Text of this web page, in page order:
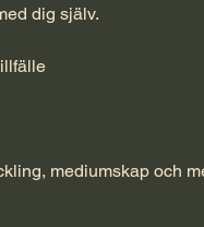
dig själv.
mediumskap och